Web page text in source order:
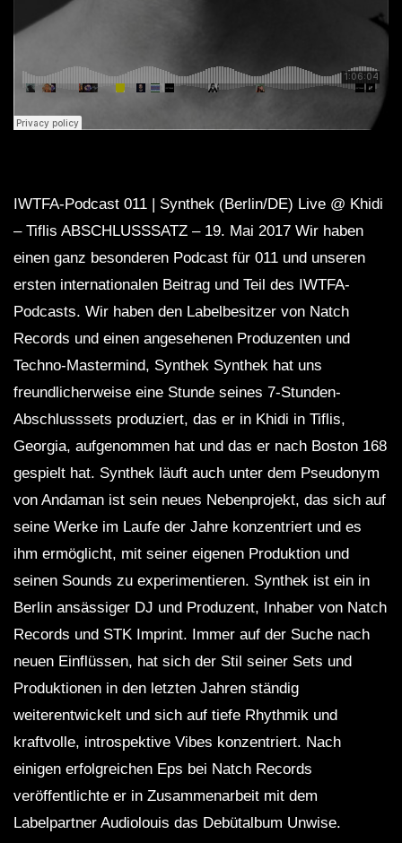
IWTFA-Podcast 011 | Synthek (Berlin/DE) Live @ Khidi
– Tiflis ABSCHLUSSSATZ – 19. Mai 2017 Wir haben
einen ganz besonderen Podcast für 011 und unseren
ersten internationalen Beitrag und Teil des IWTFA-
Podcasts. Wir haben den Labelbesitzer von Natch
Records und einen angesehenen Produzenten und
Techno-Mastermind, Synthek Synthek hat uns
freundlicherweise eine Stunde seines 7-Stunden-
Abschlusssets produziert, das er in Khidi in Tiflis,
Georgia, aufgenommen hat und das er nach Boston 168
gespielt hat. Synthek läuft auch unter dem Pseudonym
von Andaman ist sein neues Nebenprojekt, das sich auf
seine Werke im Laufe der Jahre konzentriert und es
ihm ermöglicht, mit seiner eigenen Produktion und
seinen Sounds zu experimentieren. Synthek ist ein in
Berlin ansässiger DJ und Produzent, Inhaber von Natch
Records und STK Imprint. Immer auf der Suche nach
neuen Einflüssen, hat sich der Stil seiner Sets und
Produktionen in den letzten Jahren ständig
weiterentwickelt und sich auf tiefe Rhythmik und
kraftvolle, introspektive Vibes konzentriert. Nach
einigen erfolgreichen Eps bei Natch Records
veröffentlichte er in Zusammenarbeit mit dem
Labelpartner Audiolouis das Debütalbum Unwise.